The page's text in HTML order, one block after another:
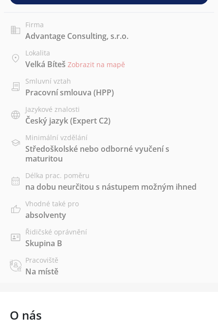
Firma
Advantage Consulting, s.r.o.
Lokalita
Velká Bíteš Zobrazit na mapě
Smluvní vztah
Pracovní smlouva (HPP)
Jazykové znalosti
Český jazyk(Expert C2)
Minimální vzdělání
Středoškolské nebo odborné vyučení s
maturitou
Délka prac. poměru
na dobu neurčitou s nástupem možným ihned
Vhodné také pro
absolventy
Řidičské oprávnění
Skupina B
Pracoviště
Na místě
O nás